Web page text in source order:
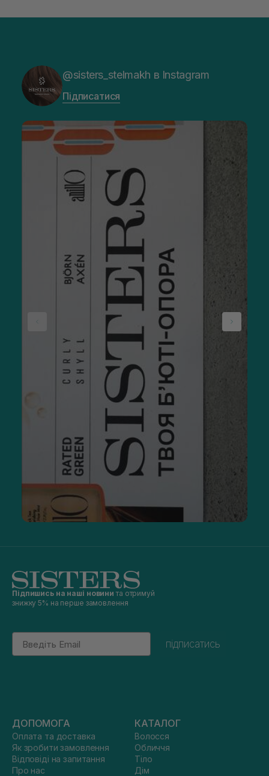
@sisters_stelmakh в Instagram
Підписатися
Підпишись на наші новини та отримуй
знижку 5% на перше замовлення
Email
підписатись
ДОПОМОГА
Оплата та доставка
Як зробити замовлення
Відповіді на запитання
Про нас
КАТАЛОГ
Волосся
Обличчя
Тіло
Дім